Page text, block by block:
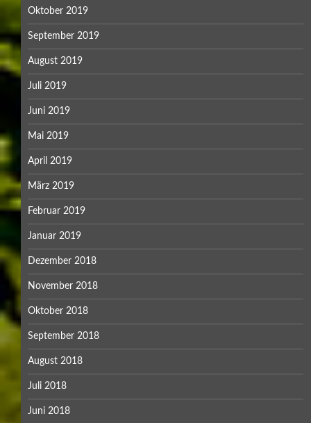
Oktober 2019
September 2019
August 2019
Juli 2019
Juni 2019
Mai 2019
April 2019
März 2019
Februar 2019
Januar 2019
Dezember 2018
November 2018
Oktober 2018
September 2018
August 2018
Juli 2018
Juni 2018